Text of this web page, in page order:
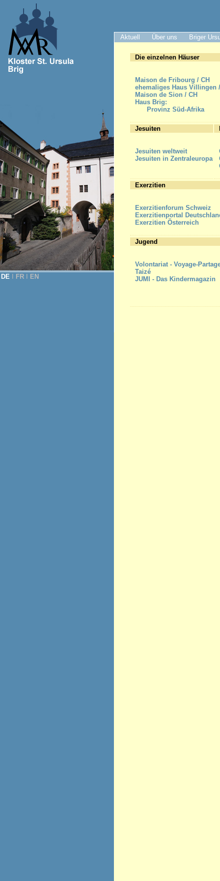
Aktuell Über uns Briger
DE FR EN
Die einzelnen Häuser
Maison de Fribourg / CH
ehemaliges Haus Villingen
Maison de Sion / CH
Haus Brig:
Provinz Süd-Afrika
Jesuiten
Jesuiten weltweit
Jesuiten in Zentraleuropa
Exerzitien
Exerzitienforum Schweiz
Exerzitienportal
Exerzitien Österreich
Jugend
Volontariat - Voyage-
Taizé
JUMI - Das Kindermagazin